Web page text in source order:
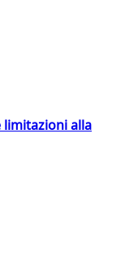
limitazioni alla